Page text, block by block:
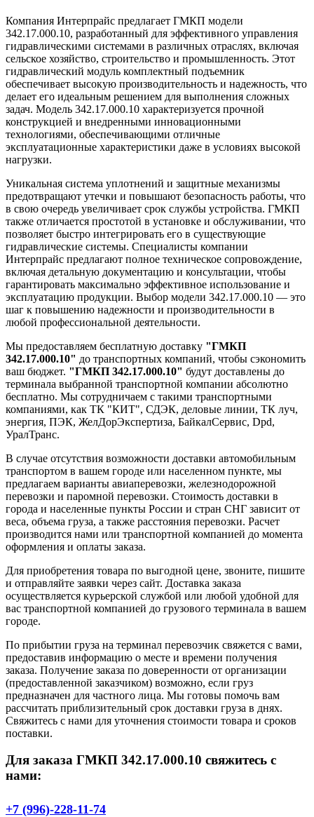
Компания Интерпрайс предлагает ГМКП модели
342.17.000.10, разработанный для эффективного управления
гидравлическими системами в различных отраслях, включая
сельское хозяйство, строительство и промышленность. Этот
гидравлический модуль комплектный подъемник
обеспечивает высокую производительность и надежность, что
делает его идеальным решением для выполнения сложных
задач. Модель 342.17.000.10 характеризуется прочной
конструкцией и внедренными инновационными
технологиями, обеспечивающими отличные
эксплуатационные характеристики даже в условиях высокой
нагрузки.
Уникальная система уплотнений и защитные механизмы
предотвращают утечки и повышают безопасность работы, что
в свою очередь увеличивает срок службы устройства. ГМКП
также отличается простотой в установке и обслуживании, что
позволяет быстро интегрировать его в существующие
гидравлические системы. Специалисты компании
Интерпрайс предлагают полное техническое сопровождение,
включая детальную документацию и консультации, чтобы
гарантировать максимально эффективное использование и
эксплуатацию продукции. Выбор модели 342.17.000.10 — это
шаг к повышению надежности и производительности в
любой профессиональной деятельности.
Мы предоставляем бесплатную доставку "ГМКП
342.17.000.10" до транспортных компаний, чтобы сэкономить
ваш бюджет. "ГМКП 342.17.000.10" будут доставлены до
терминала выбранной транспортной компании абсолютно
бесплатно. Мы сотрудничаем с такими транспортными
компаниями, как ТК "КИТ", СДЭК, деловые линии, ТК луч,
энергия, ПЭК, ЖелДорЭкспертиза, БайкалСервис, Dpd,
УралТранс.
В случае отсутствия возможности доставки автомобильным
транспортом в вашем городе или населенном пункте, мы
предлагаем варианты авиаперевозки, железнодорожной
перевозки и паромной перевозки. Стоимость доставки в
города и населенные пункты России и стран СНГ зависит от
веса, объема груза, а также расстояния перевозки. Расчет
производится нами или транспортной компанией до момента
оформления и оплаты заказа.
Для приобретения товара по выгодной цене, звоните, пишите
и отправляйте заявки через сайт. Доставка заказа
осуществляется курьерской службой или любой удобной для
вас транспортной компанией до грузового терминала в вашем
городе.
По прибытии груза на терминал перевозчик свяжется с вами,
предоставив информацию о месте и времени получения
заказа. Получение заказа по доверенности от организации
(предоставленной заказчиком) возможно, если груз
предназначен для частного лица. Мы готовы помочь вам
рассчитать приблизительный срок доставки груза в днях.
Свяжитесь с нами для уточнения стоимости товара и сроков
поставки.
Для заказа ГМКП 342.17.000.10 свяжитесь с
нами:
+7 (996)-228-11-74